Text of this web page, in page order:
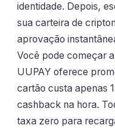
identidade. Depois,
sua carteira de
aprovação
Você pode começar
UUPAY oferece
cartão custa apenas
cashback na hora.
taxa zero para